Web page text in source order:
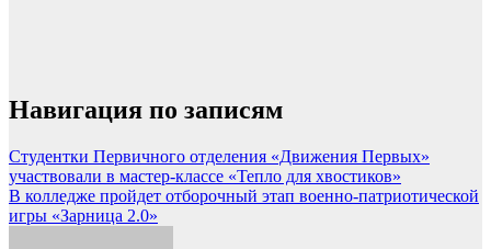
Навигация по записям
Студентки Первичного отделения «Движения Первых»
участвовали в мастер-классе «Тепло для хвостиков»
В колледже пройдет отборочный этап военно-патриотической
игры «Зарница 2.0»